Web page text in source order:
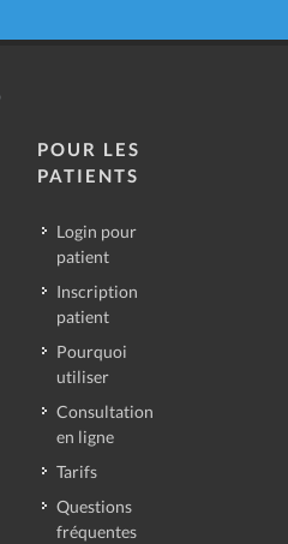
POUR LES
PATIENTS
Login pour
patient
Inscription
patient
Pourquoi
utiliser
Consultation
en ligne
Tarifs
Questions
fréquentes